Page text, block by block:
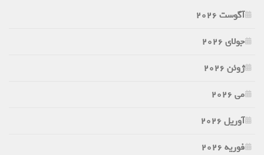
آگوست 2026
جولای 2026
ژوئن 2026
می 2026
آوریل 2026
فوریه 2026